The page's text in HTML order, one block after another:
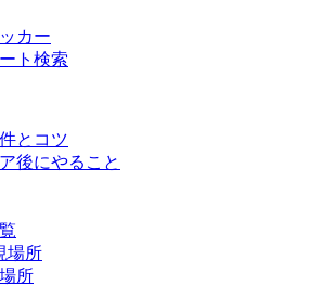
カー
ト検索
とコツ
後にやること
場所
所